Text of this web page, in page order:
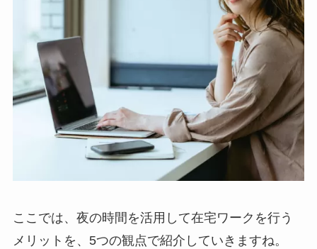
ここでは、夜の時間を活用して在宅ワークを行う
メリットを、5つの観点で紹介していきますね。